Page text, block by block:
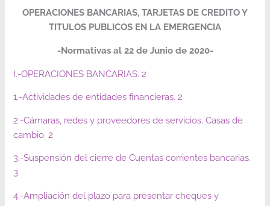
OPERACIONES BANCARIAS, TARJETAS DE CREDITO Y
TITULOS PUBLICOS EN LA EMERGENCIA
-Normativas al 22 de Junio de 2020-
I.-OPERACIONES BANCARIAS. 2
1.-Actividades de entidades financieras. 2
2.-Cámaras, redes y proveedores de servicios. Casas de
cambio. 2
3.-Suspensión del cierre de Cuentas corrientes bancarias.
3
4.-Ampliación del plazo para presentar cheques y